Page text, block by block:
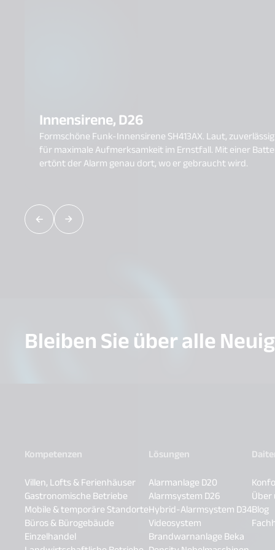
Innensirene, D26
Formschöne Funk-Innensirene SH413AX. Laut,
für maximale Aufmerksamkeit im Ernstfall. Mit einer Batterielaufzeit von bis zu 5 Jahren
ertönt der Alarm genau dort, wo er gebraucht wird.
Bleiben Sie über alle
Kompetenzen
Villen, Lofts & Ferienhäuser
Gastronomische Betriebe
Mobile & temporäre Standorte
Büros & Bürogebäude
Einzelhandel
Lösungen
Alarmanlage D20
Alarmsystem D26
Hybrid-Alarmsystem D34
Videosystem
Brandwarnanlage Beka
Blog